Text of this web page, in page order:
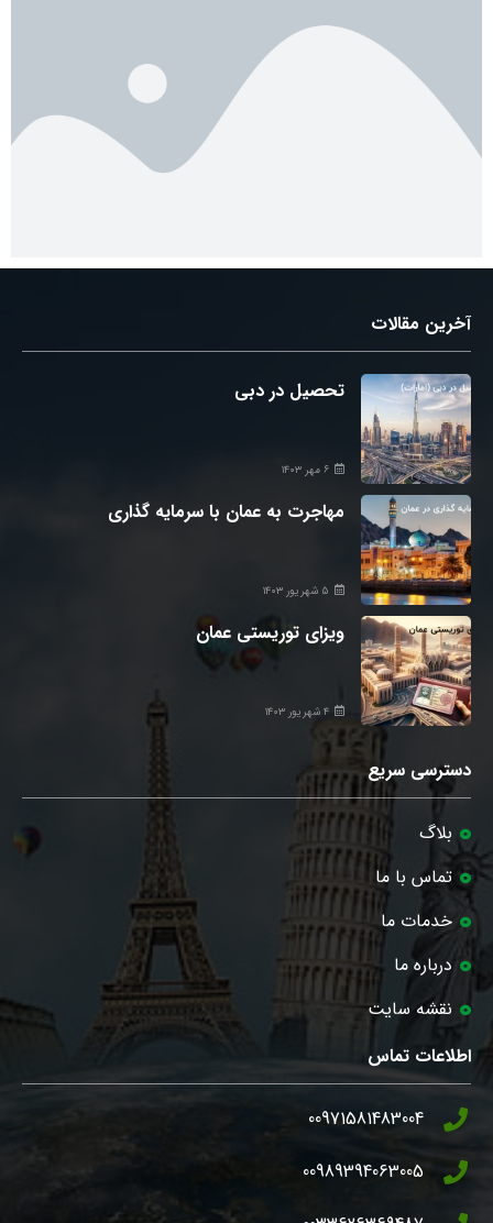
آخرین مقالات
تحصیل در دبی
۶ مهر ۱۴۰۳
مهاجرت به عمان با سرمایه گذاری
۵ شهریور ۱۴۰۳
ویزای توریستی عمان
۴ شهریور ۱۴۰۳
دسترسی سریع
بلاگ
تماس با ما
خدمات ما
درباره ما
نقشه سایت
اطلاعات تماس
00971581483004
00989394063005